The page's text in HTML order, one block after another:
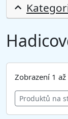
Zobrazení 1
Produktů na